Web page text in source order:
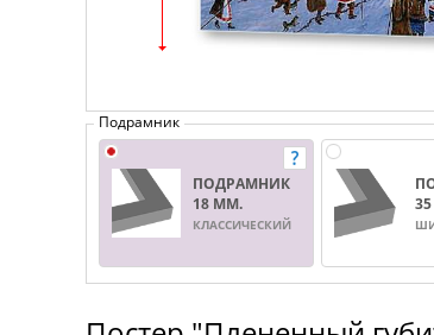
Подрамник
ПОДРАМНИК
18 ММ.
КЛАССИЧЕСКИЙ